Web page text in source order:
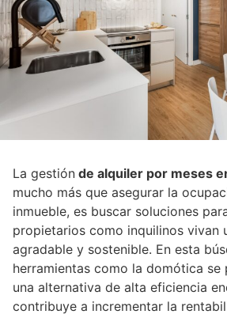
La gestión de alquiler por meses
mucho más que asegurar la
inmueble, es buscar soluciones
propietarios como inquilinos vivan
agradable y sostenible. En esta
herramientas como la domótica se
una alternativa de alta eficiencia
contribuye a incrementar la